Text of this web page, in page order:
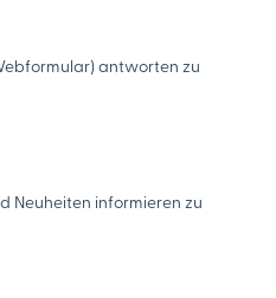
antworten zu
Neuheiten informieren zu